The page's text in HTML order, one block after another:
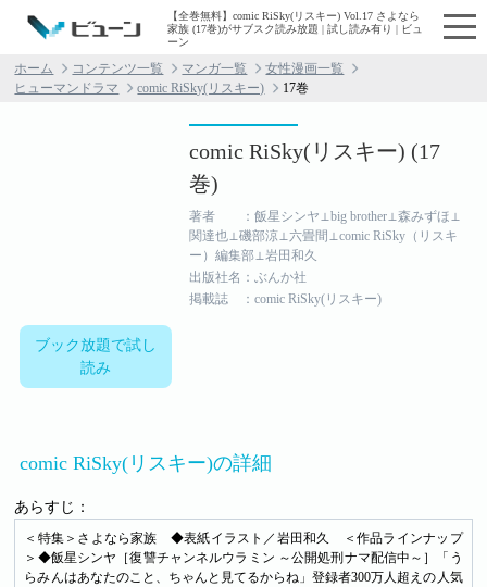
【全巻無料】comic RiSky(リスキー) Vol.17 さよなら
家族 (17巻)がサブスク読み放題 | 試し読み有り | ビュ
ーン
ホーム コンテンツ一覧 マンガ一覧
女性漫画一覧
ヒューマンドラマ
comic RiSky(リスキー) 17巻
ブック放題で試し
読み
comic RiSky(リスキー) (17
巻)
著者 ：飯星シンヤ⊥big brother⊥森みずほ⊥
関達也⊥磯部涼⊥六畳間⊥comic RiSky（リスキ
ー）編集部⊥岩田和久
出版社名：ぶんか社
掲載誌 ：comic RiSky(リスキー)
comic RiSky(リスキー)の詳細
あらすじ：
＜特集＞さよなら家族 ◆表紙イラスト／岩田和久 ＜作品ラインナップ
＞◆飯星シンヤ［復讐チャンネルウラミン ～公開処刑ナマ配信中～］「う
らみんはあなたのこと、ちゃんと見てるからね」登録者300万人超えの人気